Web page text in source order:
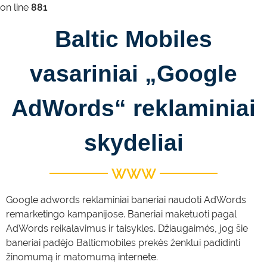
on line 881
Baltic Mobiles
vasariniai „Google
AdWords“ reklaminiai
skydeliai
Google adwords reklaminiai baneriai naudoti AdWords
remarketingo kampanijose. Baneriai maketuoti pagal
AdWords reikalavimus ir taisykles. Džiaugaimės, jog šie
baneriai padėjo Balticmobiles prekės ženklui padidinti
žinomumą ir matomumą internete.